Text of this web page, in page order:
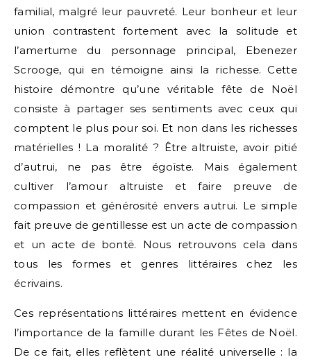
familial, malgré leur pauvreté. Leur bonheur et leur
union contrastent fortement avec la solitude et
l’amertume du personnage principal, Ebenezer
Scrooge, qui en témoigne ainsi la richesse. Cette
histoire démontre qu’une véritable fête de Noël
consiste à partager ses sentiments avec ceux qui
comptent le plus pour soi. Et non dans les richesses
matérielles ! La moralité ? Être altruiste, avoir pitié
d’autrui, ne pas être égoïste. Mais également
cultiver l’amour altruiste et faire preuve de
compassion et générosité envers autrui. Le simple
fait preuve de gentillesse est un acte de compassion
et un acte de bontë. Nous retrouvons cela dans
tous les formes et genres littéraires chez les
écrivains.
Ces représentations littéraires mettent en évidence
l’importance de la famille durant les Fêtes de Noël.
De ce fait, elles reflètent une réalité universelle : la